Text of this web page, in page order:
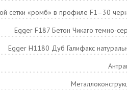
сетки «ромб» в профиле F1–30
Egger F187 Бетон Чикаго темно-
Egger H1180 Дуб Галифакс